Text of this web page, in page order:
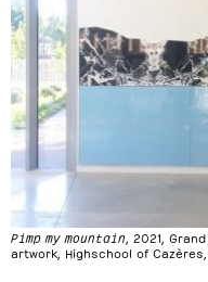
Pimp my mountain, 2021,
artwork, Highschool of